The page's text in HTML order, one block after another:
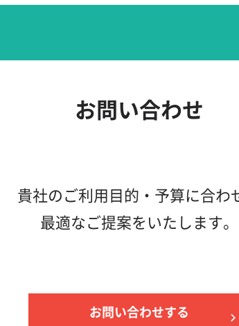
お問い合わせ
貴社のご利用目的・予算に合わ
最適なご提案をいたします。
お問い合わせする